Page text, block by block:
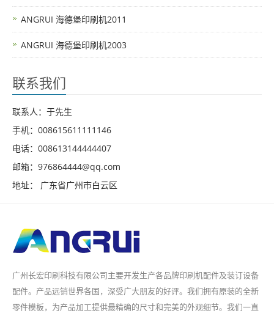
ANGRUI 海德堡印刷机2011
ANGRUI 海德堡印刷机2003
联系我们
联系人：于先生
手机：008615611111146
电话：008613144444407
邮箱：976864444@qq.com
地址： 广东省广州市白云区
广州长宏印刷科技有限公司主要开发生产各品牌印刷机配件及装订设备
配件。产品远销世界各国，深受广大朋友的好评。我们拥有原装的全新
零件模板，为产品加工提供最精确的尺寸和完美的外观细节。我们一直